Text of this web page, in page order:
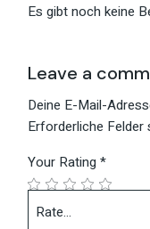
Es gibt noch keine
Leave a
Deine E-Mail-
Erforderliche
Your Rating*